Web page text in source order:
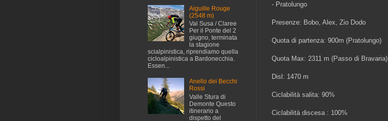
- Pratolungo
Presenze: Bobo, Alex, Zio Dodo
Quota di partenza: 900m (Pratolungo)
Quota Max: 2311 m (Passo di Bravaria)
Disl: 1470 m
Ciclabilità salita: 90%
Ciclabilità discesa : 100%
Aiguille Rouge
(2548 m)
Val Susa / Claree
Per il Ponte del 2
giugno, terminata
la stagione
scialpinistica, riprendiamo quella
cicloalpinistica a Bardonecchia.
Essen...
Anello dei Becchi
Rossi
Valle Stura di
Demonte Questo
itinerario a
dispetto del